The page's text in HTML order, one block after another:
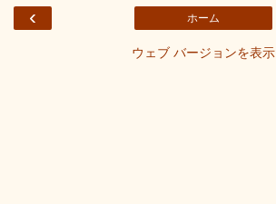
‹ ホーム
ウェブ バージョンを表示